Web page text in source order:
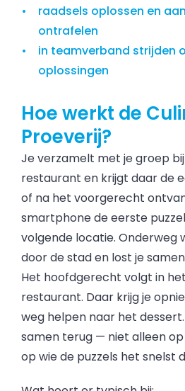
raadsels oplossen en
ontrafelen
in teamverband strijden
oplossingen
Hoe werkt de
Proeverij?
Je verzamelt met je groep
restaurant en krijgt daar de
of na het voorgerecht
smartphone de eerste
volgende locatie. Onderweg
door de stad en lost je
Het hoofdgerecht volgt in
restaurant. Daar krijg je
weg helpen naar het
samen terug — niet alleen
op wie de puzzels het snelst